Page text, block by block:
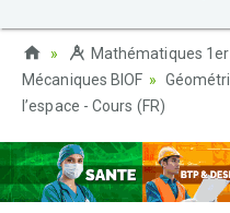
Mathématiques
Mécaniques BIOF
l’espace - Cours (FR)